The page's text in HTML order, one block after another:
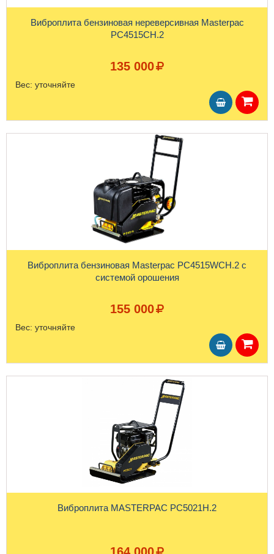
Виброплита бензиновая нереверсивная Masterpac
PC4515CH.2
135 000
Вес: уточняйте
Виброплита бензиновая Masterpac PC4515WCH.2 с
системой орошения
155 000
Вес: уточняйте
Виброплита MASTERPAC PC5021H.2